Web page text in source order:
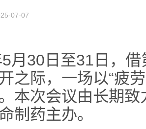
07-07
月30日至31日，
之际，一场以“疲
本次会议由长期
制药主办。